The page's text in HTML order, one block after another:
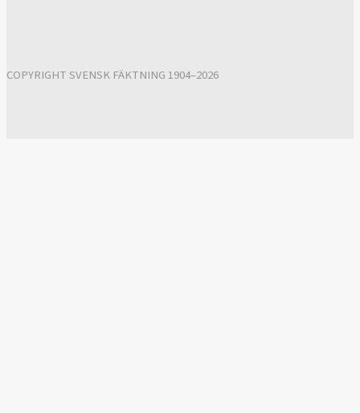
COPYRIGHT SVENSK FÄKTNING 1904–2026